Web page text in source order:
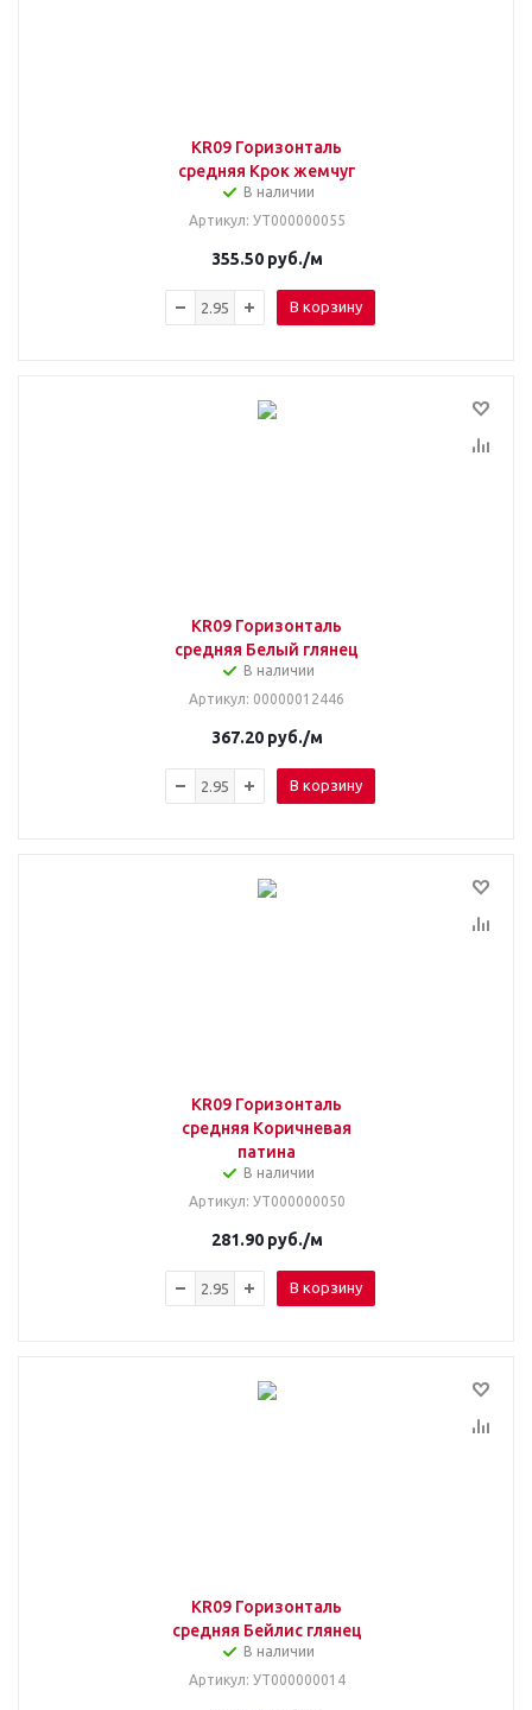
KR09 Горизонталь
средняя Крок жемчуг
В наличии
Артикул: УТ000000055
355.50руб./м
В корзину
KR09 Горизонталь
средняя Белый глянец
В наличии
Артикул: 00000012446
367.20руб./м
В корзину
KR09 Горизонталь
средняя Коричневая
патина
В наличии
Артикул: УТ000000050
281.90руб./м
В корзину
KR09 Горизонталь
средняя Бейлис глянец
В наличии
Артикул: УТ000000014